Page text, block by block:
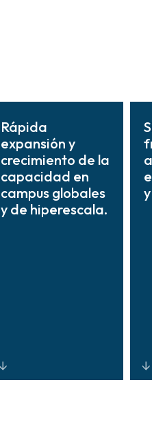
Rápida
expansión y
crecimiento de la
capacidad en
campus globales
y de hiperescala.